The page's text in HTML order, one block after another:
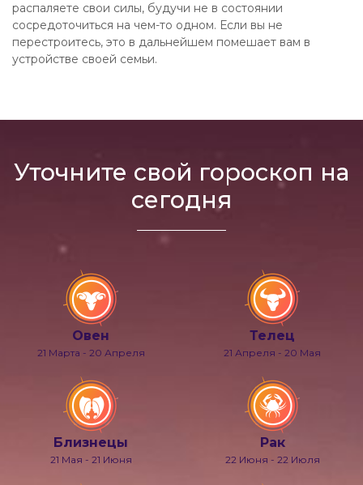
распаляете свои силы, будучи не в состоянии
сосредоточиться на чем-то одном. Если вы не
перестроитесь, это в дальнейшем помешает вам в
устройстве своей семьи.
Уточните свой гороскоп на
сегодня
Овен
21 Марта - 20 Апреля
Телец
21 Апреля - 20 Мая
Близнецы
21 Мая - 21 Июня
Рак
22 Июня - 22 Июля